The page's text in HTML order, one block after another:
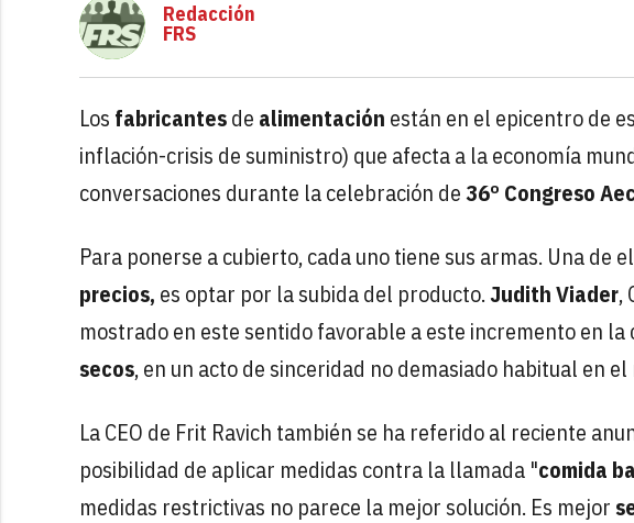
Redacción
FRS
Los fabricantesde alimentación están en el epicentro de
inflación-crisis de suministro) que afecta a la economía
conversaciones durante la celebración de36º Congreso
Para ponerse a cubierto, cada uno tiene sus armas. Una de
precios, es optar por la subida del producto.Judith Viader,
mostrado en este sentido favorable a este incremento en la
secos,en un acto de sinceridad no demasiado habitual en
La CEO de Frit Ravich también se ha referido al reciente
posibilidad de aplicar medidas contra la llamada "comida
medidas restrictivas no parece la mejor solución. Es mejor